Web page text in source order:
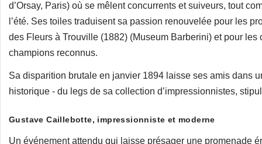
d’Orsay, Paris) où se mêlent concurrents et suiveurs, tout
l’été. Ses toiles traduisent sa passion renouvelée pour les
des Fleurs à Trouville (1882) (Museum Barberini) et pour
champions reconnus.
Sa disparition brutale en janvier 1894 laisse ses amis dans
historique - du legs de sa collection d’impressionnistes,
Gustave Caillebotte, impressionniste et moderne
Un événement attendu qui laisse présager une promenade